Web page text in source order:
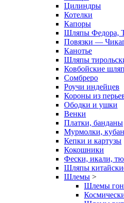
Цилиндры
Котелки
Капоры
Шляпы Федора,
Повязки —
Канотье
Шляпы
Ковбойские
Сомбреро
Роучи индейцев
Короны из
Ободки и ушки
Венки
Платки, банданы
Мурмолки,
Кепки и картузы
Кокошники
Фески, икали,
Шляпы
Шлемы >
Шлемы